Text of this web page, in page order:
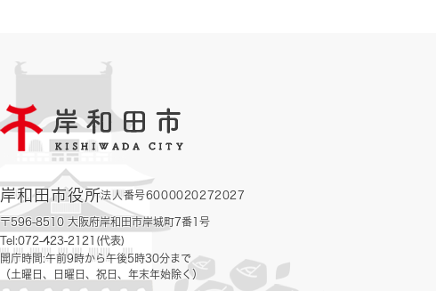
岸和田市役所法人番号6000020272027
〒596-8510 大阪府岸和田市岸城町7番1号
Tel:072-423-2121(代表)
開庁時間:午前9時から午後5時30分まで
（土曜日、日曜日、祝日、年末年始除く）